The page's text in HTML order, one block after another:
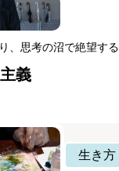
、思考の沼で絶望する
義
生き方